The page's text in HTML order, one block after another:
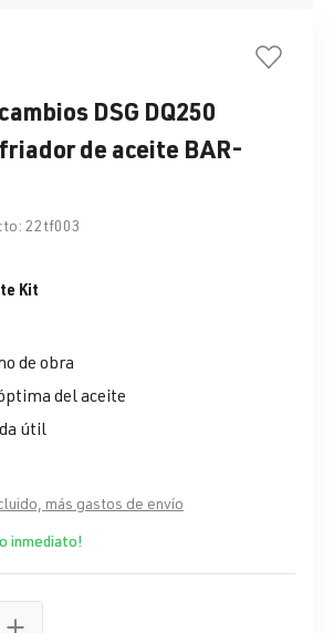
de 5 de 5 estrellas
DSG DQ250
de aceite BAR-
22tf003
Kit
de obra
del aceite
útil
más gastos de envío
inmediato!